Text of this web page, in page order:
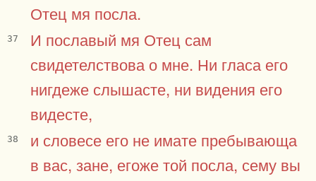
Отец мя посла.
37
И пославый мя Отец сам
свидетелствова о мне. Ни гласа его
нигдеже слышасте, ни видения его
видесте,
38
и словесе его не имате пребывающа
в вас, зане, егоже той посла, сему вы